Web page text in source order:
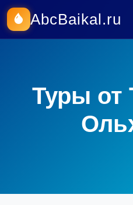
AbcBaikal.ru
Туры от